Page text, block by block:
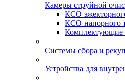
Камеры струйной
КСО
КСО напорного
Системы сбора и
Устройства для